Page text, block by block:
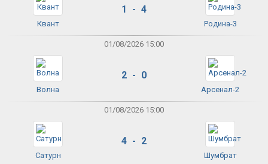
Квант
1 - 4
Родина-3
01/08/2026 15:00
Волна
2 - 0
Арсенал-2
01/08/2026 15:00
Сатурн
4 - 2
Шумбрат